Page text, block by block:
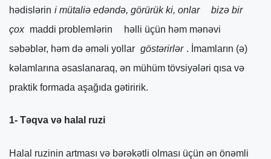
hədislərin i mütaliə edəndə, görürük ki, onlar
bizə bir
çox maddi problemlərin
həlli üçün həm mənəvi
səbəblər, həm də əməli yollar göstərirlər . İmamların (ə)
kəlamlarına əsaslanaraq, ən mühüm tövsiyələri qısa və
praktik formada aşağıda gətiririk.
1- Təqva və halal ruzi
Halal ruzinin artması və bərəkətli olması üçün ən önəmli